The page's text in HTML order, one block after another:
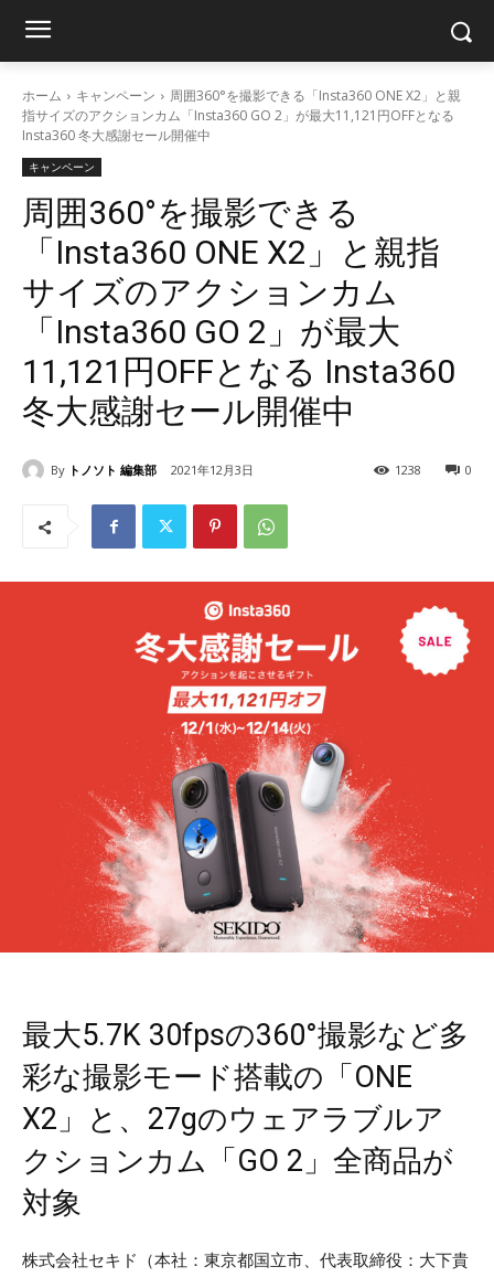
ホーム キャンペーン
周囲360°を撮影できる「Insta360 ONE X2」と親
指サイズのアクションカム「Insta360 GO 2」が最大11,121円OFFとなる
Insta360 冬大感謝セール開催中
キャンペーン
周囲360°を撮影できる
「Insta360 ONE X2」と親指
サイズのアクションカム
「Insta360 GO 2」が最大
11,121円OFFとなる Insta360
冬大感謝セール開催中
By トノソト 編集部 2021年12月3日 0
1238
最大5.7K 30fpsの360°撮影など多
彩な撮影モード搭載の「ONE
X2」と、27gのウェアラブルア
クションカム「GO 2」全商品が
対象
株式会社セキド（本社：東京都国⽴市、代表取締役：⼤下貴